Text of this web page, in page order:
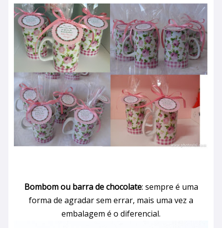
Bombom ou barra de chocolate: sempre é uma
forma de agradar sem errar, mais uma vez a
embalagem é o diferencial.